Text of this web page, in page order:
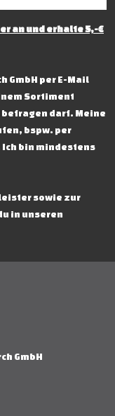
an und erhalte 5,-€
GmbH per E-Mail
Sortiment
darf. Meine
bspw. per
bin mindestens
sowie zur
in unseren
GmbH